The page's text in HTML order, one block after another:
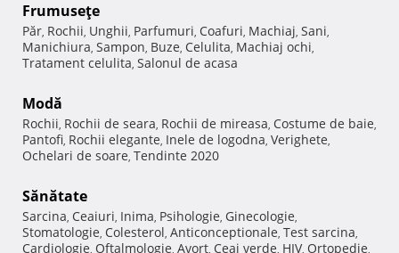
Frumuseţe
Păr, Rochii, Unghii, Parfumuri, Coafuri, Machiaj, Sani,
Manichiura, Sampon, Buze, Celulita, Machiaj ochi,
Tratament celulita, Salonul de acasa
Modă
Rochii, Rochii de seara, Rochii de mireasa, Costume de baie,
Pantofi, Rochii elegante, Inele de logodna, Verighete,
Ochelari de soare, Tendinte 2020
Sănătate
Sarcina, Ceaiuri, Inima, Psihologie, Ginecologie,
Stomatologie, Colesterol, Anticonceptionale, Test sarcina,
Cardiologie, Oftalmologie, Avort, Ceai verde, HIV, Ortopedie,